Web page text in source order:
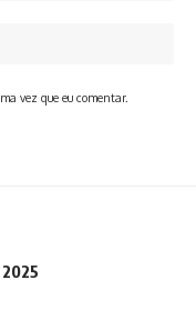
vez que eu comentar.